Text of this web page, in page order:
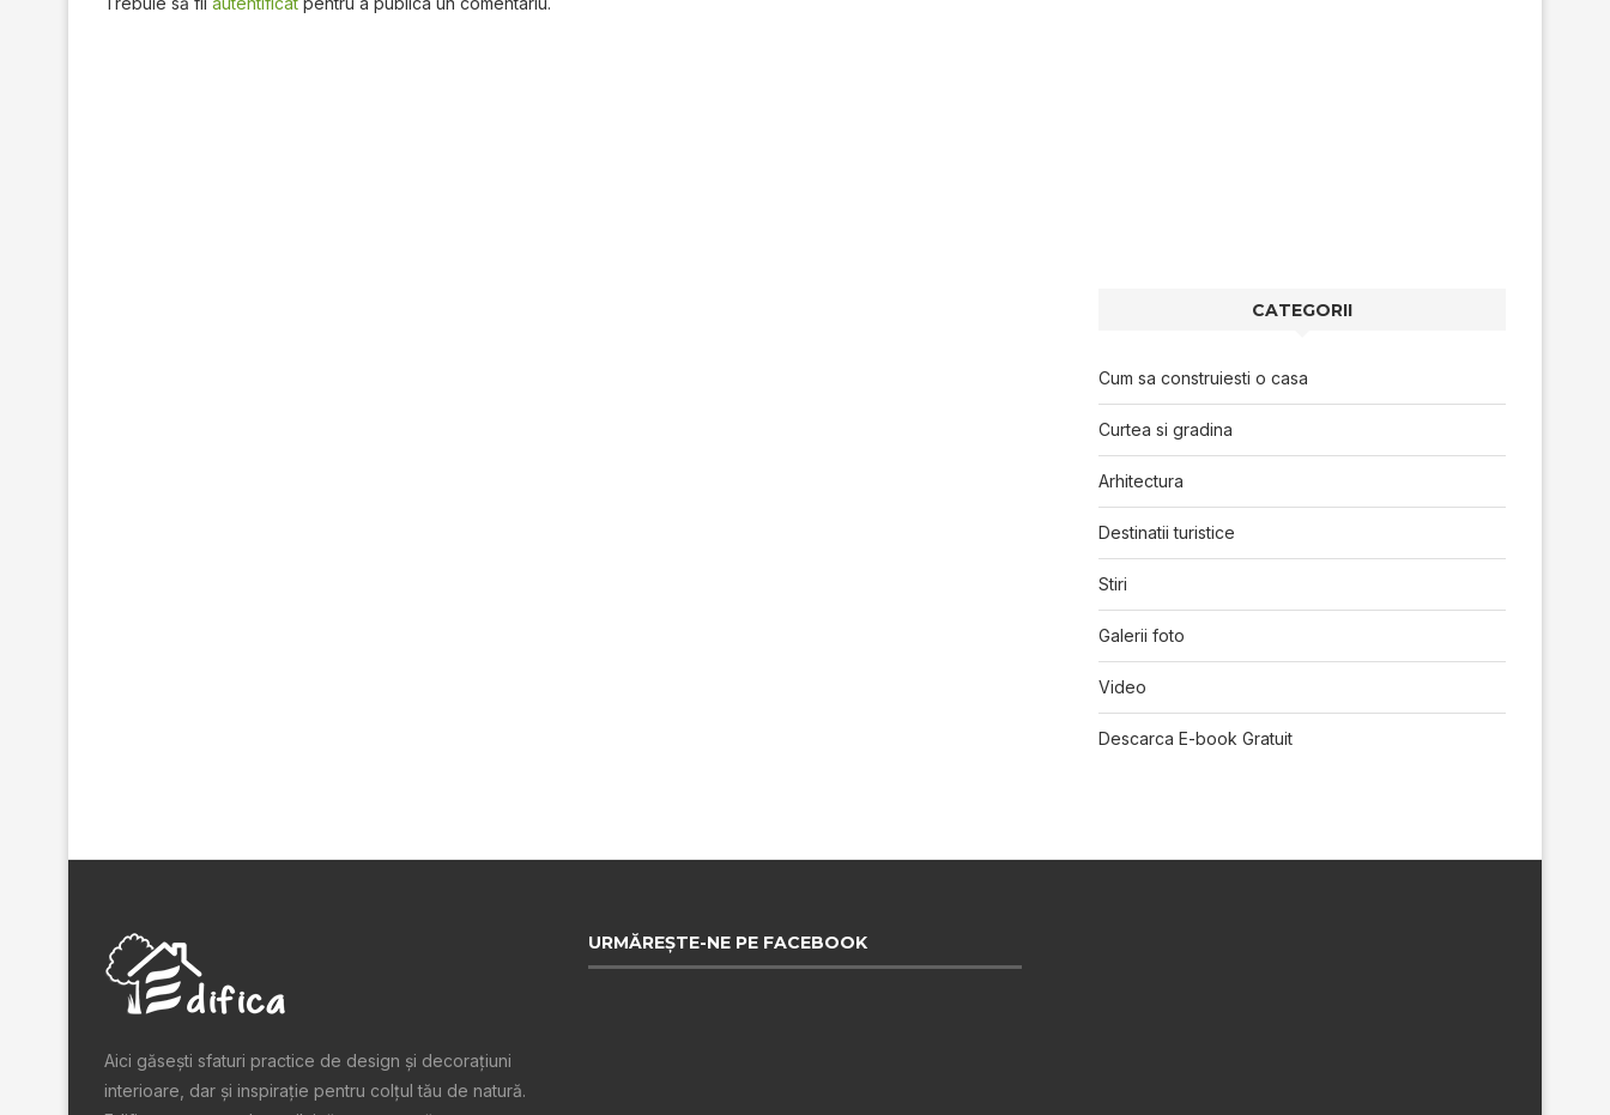
CATEGORII
Cum sa construiesti o casa
Curtea si gradina
Arhitectura
Destinatii turistice
Stiri
Galerii foto
Video
Descarca E-book Gratuit
Aici găsești sfaturi practice de design şi decoraţiuni
interioare, dar și inspiraţie pentru colţul tău de natură.
URMĂREȘTE-NE PE FACEBOOK